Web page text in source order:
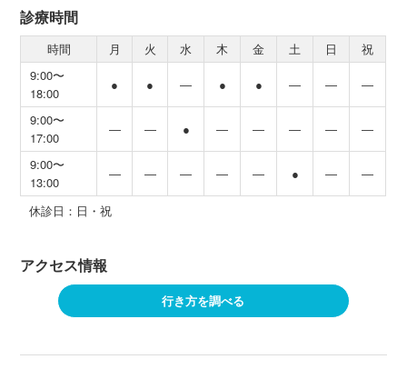
診療時間
時間 月 火 水 木 金 土 日
祝
9:00〜
18:00
● ● ― ● ● ― ― ―
9:00〜
17:00
― ― ● ― ― ― ― ―
9:00〜
13:00
― ― ― ― ― ● ― ―
休診日：日・祝
アクセス情報
行き方を調べる